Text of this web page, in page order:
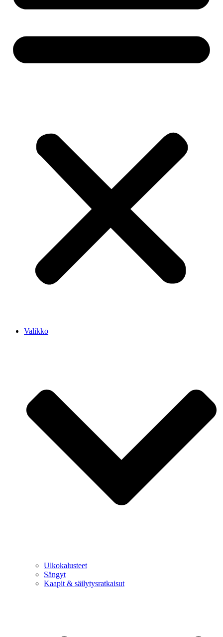
Valikko
Ulkokalusteet
Sängyt
Kaapit & säilytysratkaisut